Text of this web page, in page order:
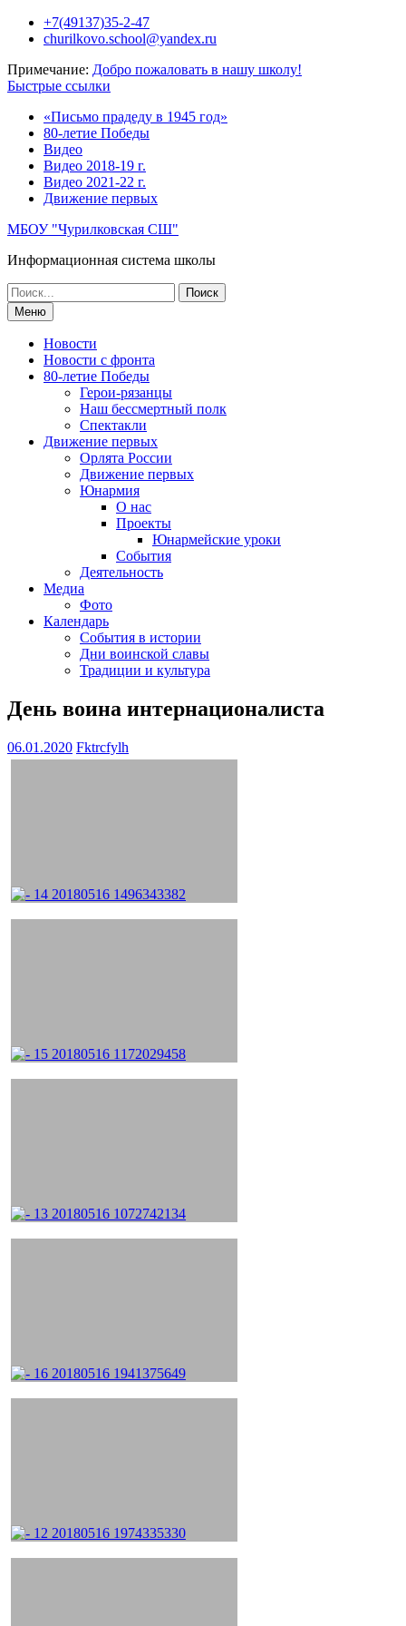
Перейти+7(49137)35-2-47
churilkovo.school@yandex.ru
Примечание: Добро пожаловать в нашу школу!
Быстрые ссылки
«Письмо прадеду в 1945 год»
80-летие Победы
Видео
Видео 2018-19 г.
Видео 2021-22 г.
Движение первых
МБОУ "Чурилковская СШ"
Информационная система школы
Поиск
по:Меню
Новости
Новости с фронта
80-летие Победы
Герои-рязанцы
Наш бессмертный полк
Спектакли
Движение первых
Орлята России
Движение первых
Юнармия
О нас
Проекты
Юнармейские уроки
События
Деятельность
Медиа
Фото
Календарь
События в истории
Дни воинской славы
Традиции и культура
День воина интернационалиста
06.01.2020 Fktrcfylh